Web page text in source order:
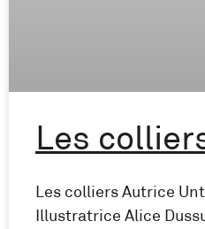
Les
Les colliers Autrice
Illustratrice Alice